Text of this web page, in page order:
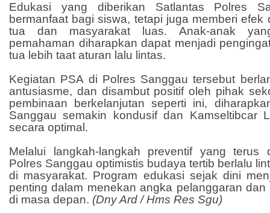
Edukasi yang diberikan Satlantas Polres
bermanfaat bagi siswa, tetapi juga memberi efek
tua dan masyarakat luas. Anak-anak
pemahaman diharapkan dapat menjadi
tua lebih taat aturan lalu lintas.
Kegiatan PSA di Polres Sanggau tersebut
antusiasme, dan disambut positif oleh pihak
pembinaan berkelanjutan seperti ini,
Sanggau semakin kondusif dan Kamseltibcar
secara optimal.
Melalui langkah-langkah preventif yang terus
Polres Sanggau optimistis budaya tertib berlalu
di masyarakat. Program edukasi sejak dini
penting dalam menekan angka pelanggaran
di masa depan. (Dny Ard / Hms Res Sgu)